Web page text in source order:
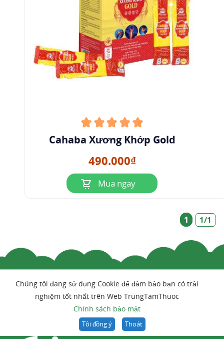
Cahaba Xương Khớp Gold
490.000₫
Mua ngay
1 1/1
Chúng tôi đang sử dụng Cookie để đảm bảo bạn có trải
nghiệm tốt nhất trên Web TrungTamThuoc
Chính sách bảo mật
Tôi đồng ý Thoát